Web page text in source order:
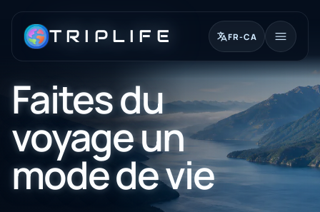
TRIPLIFE FR-CA
简体中文
繁體中文
Traditional Chinese
繁體中文（香港）
Traditional Chinese (Hong Kong)
Faites du
voyage un
mode de vie